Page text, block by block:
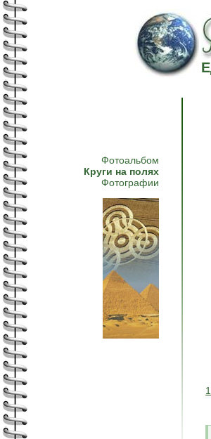
Фотоальбом
Круги на полях
Фотографии
1